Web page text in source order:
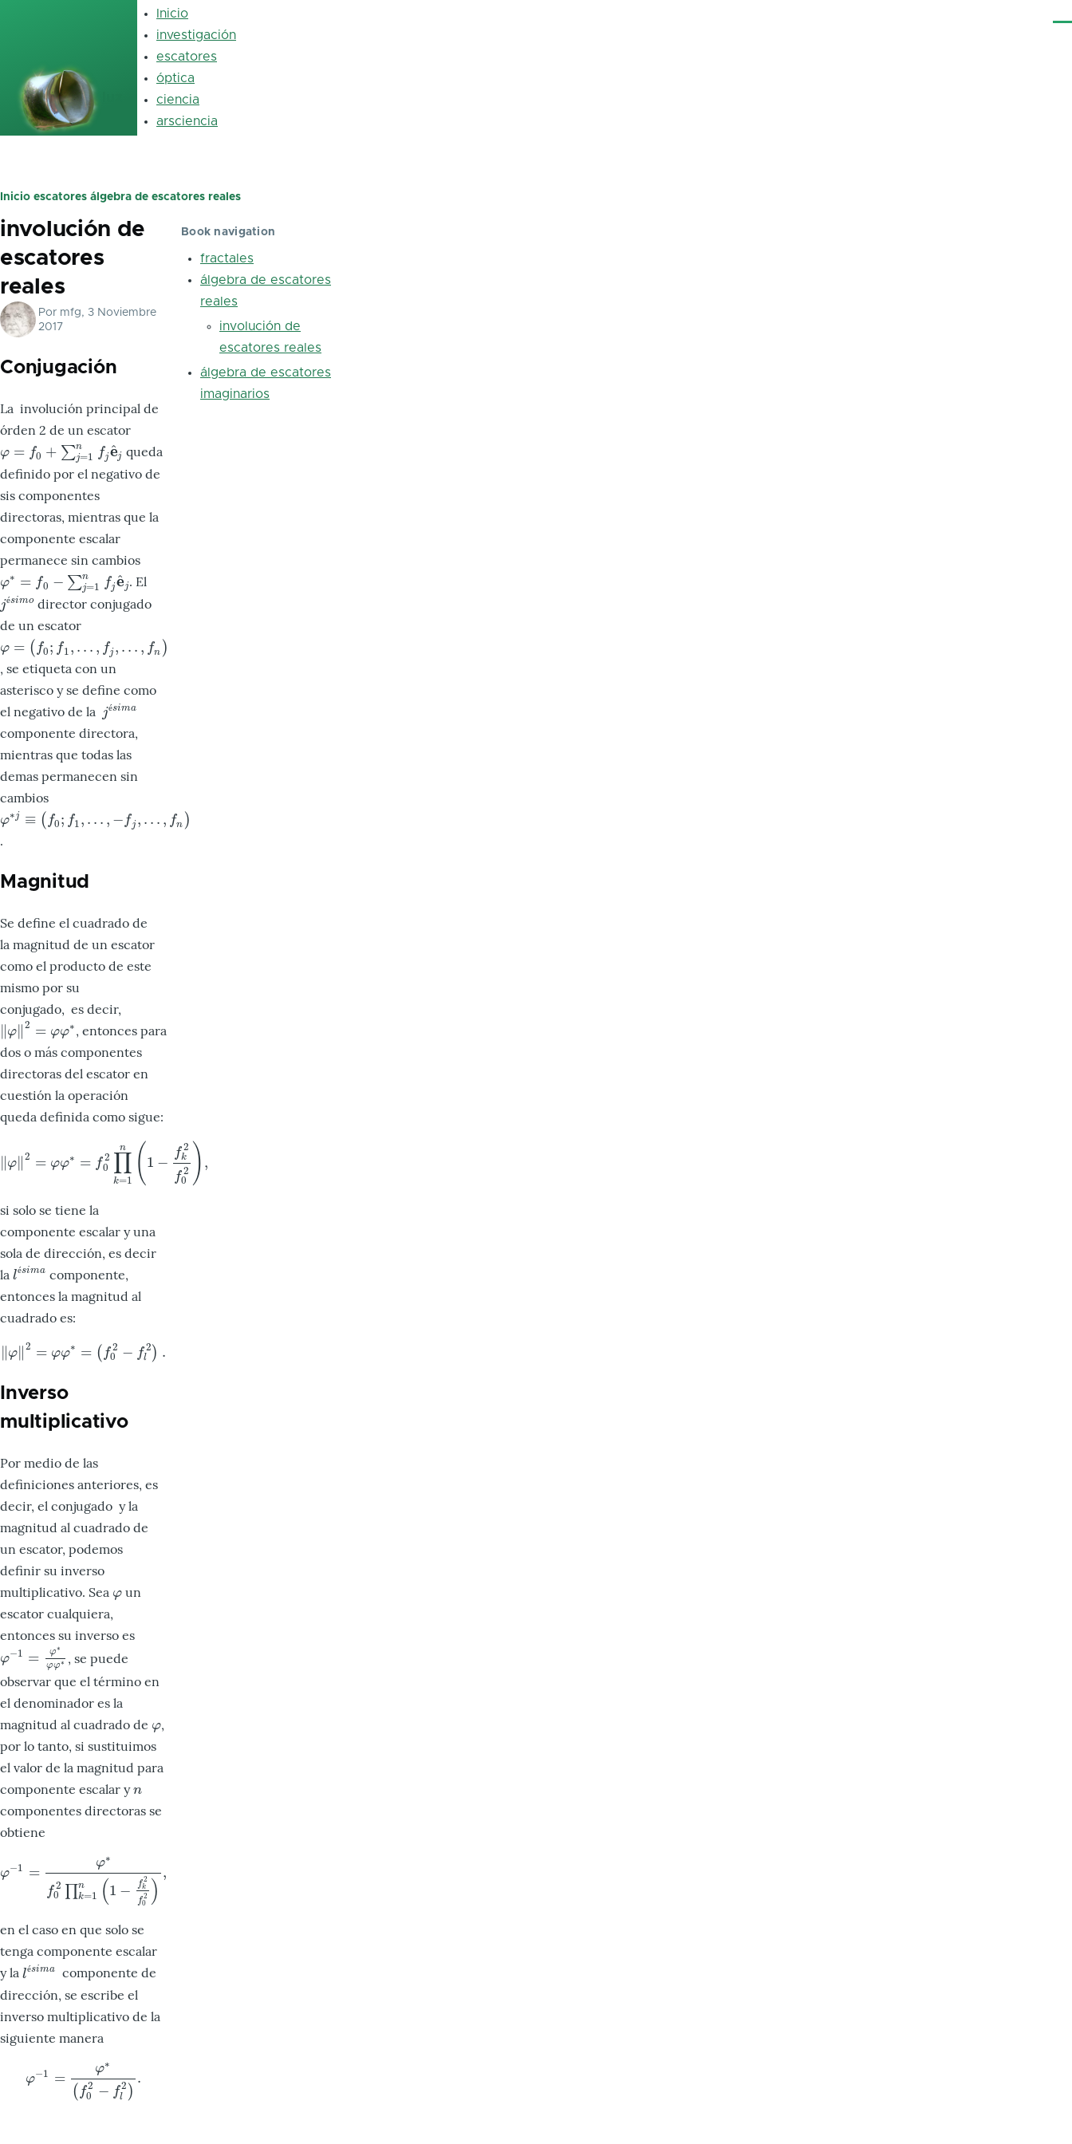
Pasar al contenido principal
Main
navigation
Inicio
investigación
escatores
óptica
ciencia
arsciencia
Ruta
de
navegación
Inicio escatores álgebra de escatores reales
involución de
escatores
reales
Por mfg, 3 Noviembre
2017
Conjugación
La involución principal de
órden 2 de un escator
φ = f0 + ∑n
j=1 fje
^j
φ=f0 +∑ =1 nf e^j
queda
definido por el negativo de
sis componentes
directoras, mientras que la
componente escalar
permanece sin cambios
φ∗ = f0 − ∑n
j=1 fje
^j
φ∗ =f0 −∑ =1 nf e^ . El
jésimo
jésimo director conjugado
de un escator
φ = ( f0; f1, . . . , fj , . . . , fn )
φ=(f0; f1,.. ,fj . . f n )
, se etiqueta con un
asterisco y se define como
el negativo de la
jésima
jésima
componente directora,
mientras que todas las
demas permanecen sin
cambios
φ∗j ≡ ( f0; f1, . . . , − fj , . . . , fn )
φ∗j≡ (f0 ;f 1,... −f j, .. ., f n )
.
Magnitud
Se define el cuadrado de
la magnitud de un escator
como el producto de este
mismo por su
conjugado, es decir,
∥φ∥2 = φφ∗
φ‖ 2 =φ φ∗
, entonces para
dos o más componentes
directoras del escator en
cuestión la operación
queda definida como sigue:
∥φ∥2 = φφ∗ = f2
0 ∏
k=1
n ( 1 −
f2
k
f2
0 ) ,
‖ φ‖ 2= φφ∗= f0 2∏k (1 −f k2 f02)
si solo se tiene la
componente escalar y una
sola de dirección, es decir
la lésima
lésimacomponente,
entonces la magnitud al
cuadrado es:
∥φ∥2 = φφ∗ = ( f2
0 − f2
l ) .
‖φ‖2=φφ ∗=( f02− f2 ).
Inverso
multiplicativo
Por medio de las
definiciones anteriores, es
decir, el conjugado y la
magnitud al cuadrado de
un escator, podemos
definir su inverso
multiplicativo. Sea φ
φ un
escator cualquiera,
entonces su inverso es
φ−1 = φ∗
φφ∗
φ−1= φ∗ φφ∗ , se puede
observar que el término en
el denominador es la
magnitud al cuadrado de φ
φ,
por lo tanto, si sustituimos
el valor de la magnitud para
componente escalar yn
n
componentes directoras se
obtiene
φ−1 =
φ∗
f2
0 ∏n
k=1 (1 − f 2
k
f 2
0
)
,
φ−1 =φ∗f02∏k=1n(1−fk2f02),
en el caso en que solo se
tenga componente escalar
y la lésima
lésima componente de
dirección, se escribe el
inverso multiplicativo de la
siguiente manera
φ−1 =
φ∗
( f2
0 − f2
l )
.
φ− 1=φ∗(f02−f2).
Book navigation
fractales
álgebra de escatores
reales
involución de
escatores reales
álgebra de escatores
imaginarios